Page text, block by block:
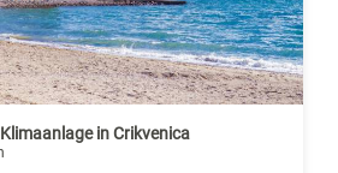
in Crikvenica